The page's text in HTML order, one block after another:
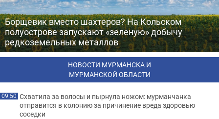
Борщевик вместо шахтеров? На Кольском
полуострове запускают «зеленую» добычу
редкоземельных металлов
НОВОСТИ МУРМАНСКА И
МУРМАНСКОЙ ОБЛАСТИ
09:50 Схватила за волосы и пырнула ножом: мурманчанка
отправится в колонию за причинение вреда здоровью
соседки